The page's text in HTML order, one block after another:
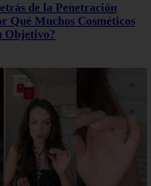
de la Penetración
Qué Muchos Cosméticos
Objetivo?